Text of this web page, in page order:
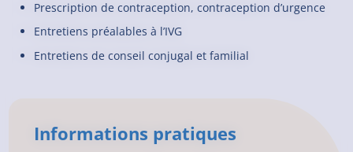
Prescription de contraception, contraception d’urgence
Entretiens préalables à l’IVG
Entretiens de conseil conjugal et familial
Informations pratiques